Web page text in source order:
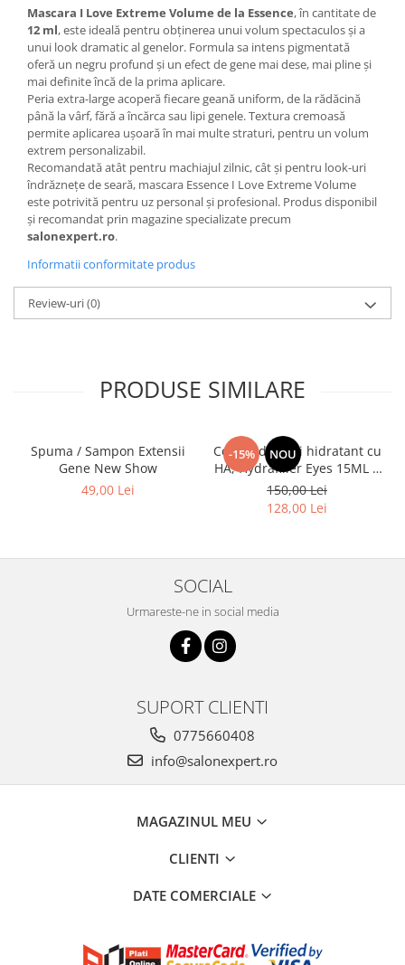
Mascara I Love Extreme Volume de la Essence, în cantitate de
12 ml, este ideală pentru obținerea unui volum spectaculos și a
unui look dramatic al genelor. Formula sa intens pigmentată
oferă un negru profund și un efect de gene mai dese, mai pline și
mai definite încă de la prima aplicare.
Peria extra-large acoperă fiecare geană uniform, de la rădăcină
până la vârf, fără a încărca sau lipi genele. Textura cremoasă
permite aplicarea ușoară în mai multe straturi, pentru un volum
extrem personalizabil.
Recomandată atât pentru machiajul zilnic, cât și pentru look-uri
îndrăznețe de seară, mascara Essence I Love Extreme Volume
este potrivită pentru uz personal și profesional. Produs disponibil
și recomandat prin magazine specializate precum
salonexpert.ro.
Informatii conformitate produs
Review-uri(0)
PRODUSE SIMILARE
Spuma / Sampon Extensii
Gene New Show
49,00 Lei
-15% NOU
Contur de ochi hidratant cu
HA, Hydrafiller Eyes 15ML +
Film de colagen, Collagen
Plus 2x10ML
150,00 Lei
128,00 Lei
SOCIAL
Urmareste-ne in social media
SUPORT CLIENTI
0775660408
info@salonexpert.ro
MAGAZINUL MEU
CLIENTI
DATE COMERCIALE